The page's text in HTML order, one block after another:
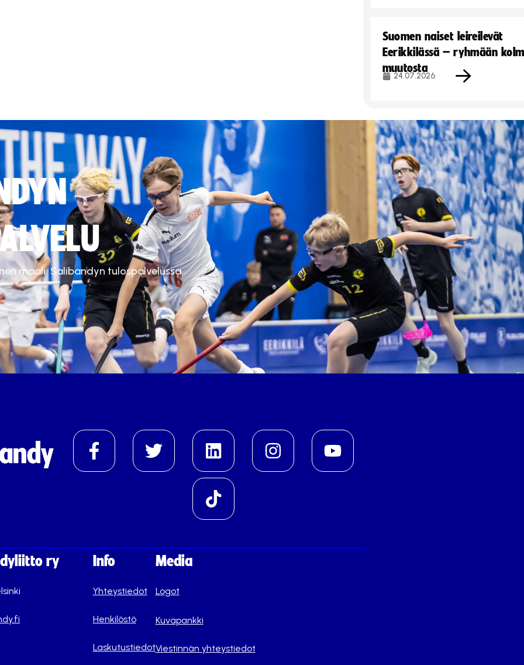
Suomen naiset leireilevät
Eerikkilässä – ryhmään
muutosta
24.07.2026
maali. Salibandyn tulospalvelussa.
ry Info
Yhteystiedot
Henkilöstö
Laskutustiedot
Media
Logot
Kuvapankki
Viestinnän yhteystiedot